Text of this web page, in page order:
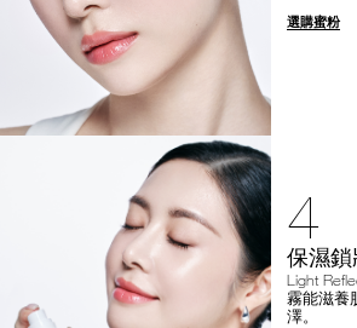
選購蜜粉
4
保濕鎖
Light
霧能滋養
澤。